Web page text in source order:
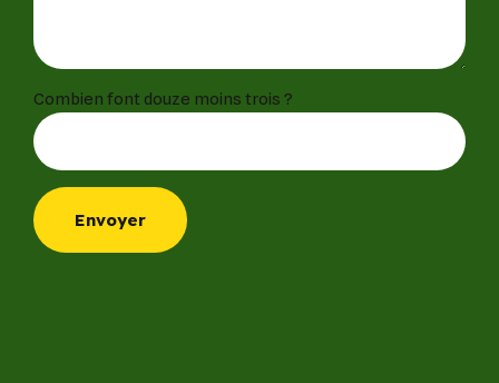
Combien font douze moins trois ?